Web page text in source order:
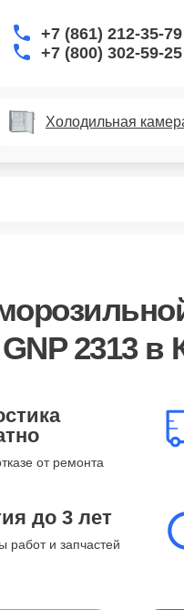
+7 (861) 212-35-79
+7 (800) 302-59-25
Холодильная
2313в
от ремонта
до 3 лет
работ и запчастей